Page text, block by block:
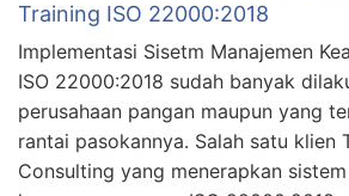
Training ISO 22000:2018
Implementasi Sisetm Manajemen
ISO 22000:2018 sudah banyak
perusahaan pangan maupun yang
rantai pasokannya. Salah satu klien
Consulting yang menerapkan